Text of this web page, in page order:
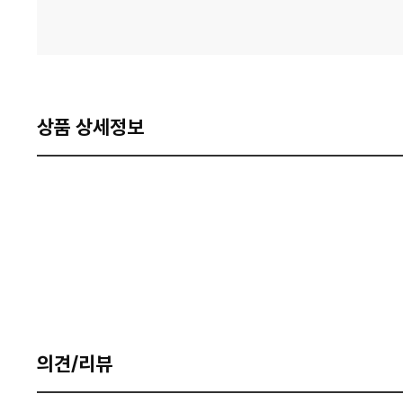
상품 상세정보
의견/리뷰